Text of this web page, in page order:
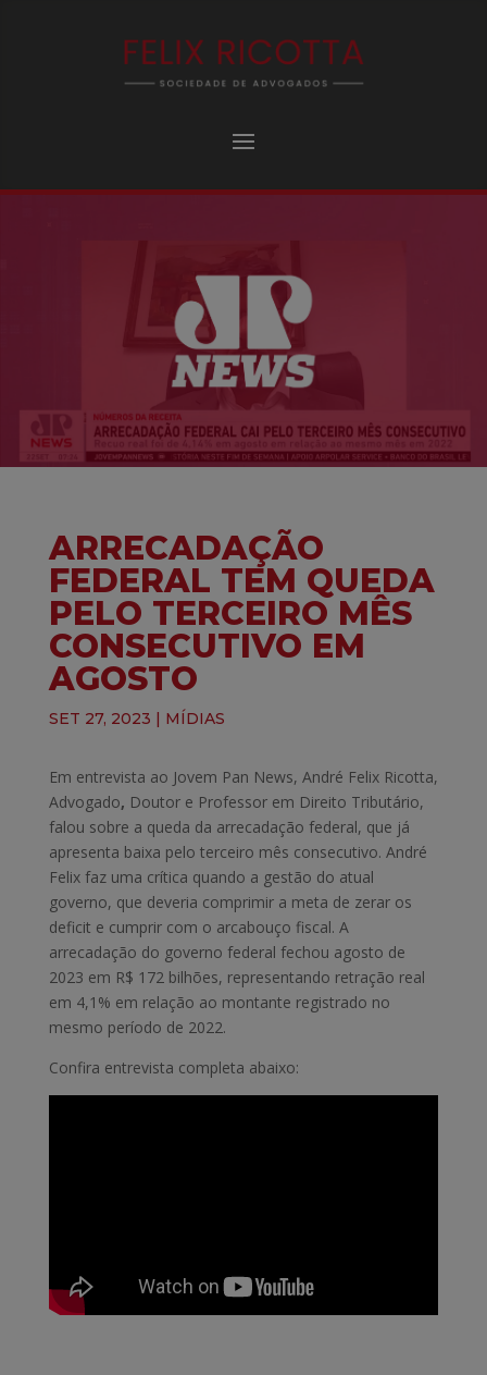
ARRECADAÇÃO
FEDERAL TEM QUEDA
PELO TERCEIRO MÊS
CONSECUTIVO EM
AGOSTO
SET 27, 2023 | MÍDIAS
Em entrevista ao Jovem Pan News, André Felix Ricotta,
Advogado, Doutor e Professor em Direito Tributário,
falou sobre a queda da arrecadação federal, que já
apresenta baixa pelo terceiro mês consecutivo. André
Felix faz uma crítica quando a gestão do atual
governo, que deveria comprimir a meta de zerar os
deficit e cumprir com o arcabouço fiscal. A
arrecadação do governo federal fechou agosto de
2023 em R$ 172 bilhões, representando retração real
em 4,1% em relação ao montante registrado no
mesmo período de 2022.
Confira entrevista completa abaixo: